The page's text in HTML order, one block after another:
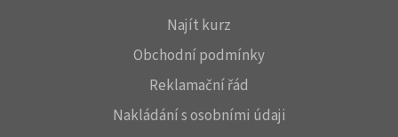
Najít kurz
Obchodní podmínky
Reklamační řád
Nakládání s osobními údaji